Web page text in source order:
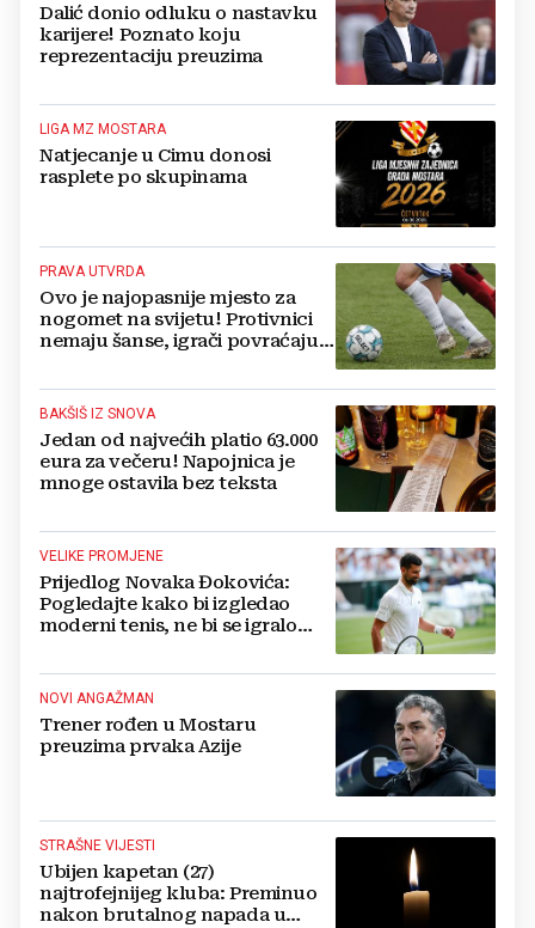
Dalić donio odluku o nastavku
karijere! Poznato koju
reprezentaciju preuzima
LIGA MZ MOSTARA
Natjecanje u Cimu donosi
rasplete po skupinama
PRAVA UTVRDA
Ovo je najopasnije mjesto za
nogomet na svijetu! Protivnici
nemaju šanse, igrači povraćaju,
BAKŠIŠ IZ SNOVA
Jedan od najvećih platio 63.000
eura za večeru! Napojnica je
mnoge ostavila bez teksta
VELIKE PROMJENE
Prijedlog Novaka Đokovića:
Pogledajte kako bi izgledao
moderni tenis, ne bi se igralo
NOVI ANGAŽMAN
Trener rođen u Mostaru
preuzima prvaka Azije
STRAŠNE VIJESTI
Ubijen kapetan (27)
najtrofejnijeg kluba: Preminuo
nakon brutalnog napada u